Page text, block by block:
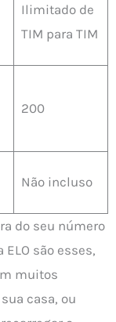
Ilimitado de
TIM para TIM
200
Não incluso
do seu número
são esses,
muitos
casa, ou